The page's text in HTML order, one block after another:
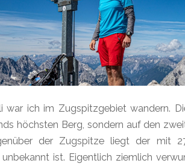
war ich im Zugspitzgebiet wandern.
höchsten Berg, sondern auf den
der Zugspitze liegt der mit
ist. Eigentlich ziemlich